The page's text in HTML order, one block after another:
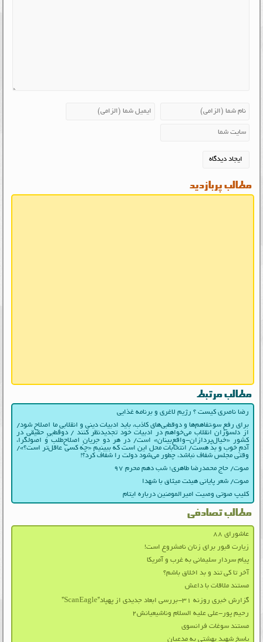
مطالب پربازدید
مطالب مرتبط
رضا ناصری کیست ؟ رژیم لاغری و برنامه غذایی
برای رفع سوءتفاهم‌ها و دوقطبی‌های کاذب، باید ادبیات دینی و انقلابیِ ما اصلاح شود/
از دلسوزان انقلاب می‌خواهم در ادبیات‌ خود تجدیدنظر کنند / دوقطبیِ حقیقی در
کشور «خیال‌پردازان-واقع‌بینان» است/ در هر دو جریانِ اصلاح‌طلب و اصولگرا،
آدمِ خوب و بد هست/ انتخابات محل این است که ببینیم «چه کسی عاقل‌تر است؟»/
وقتی مجلس شفاف نباشد، چطور می‌شود دولت را شفاف کرد؟!
صوت/ حاج محمدرضا طاهری؛ شب دهم محرم ۹۷
صوت/ شعر پایانی هیئت میثاق با شهدا
کلیپ صوتی وصیت امیرالمومنین درباره ایتام
مطالب تصادفی
عاشورای ۸۸
زیارت قبور برای زنان نامشروع است!
پیام سردار سلیمانی به غرب و آمریکا
آخر تا کی تند و بد اخلاق باشم؟
مستند ملاقات با داعش
گزارش خبری روزنه ۳۱-بررسی ابعاد جدیدی از پهپاد”ScanEagle”
رحیم پور-علی علیه السلام وناشیعیانش۲
مستند سوغات فرانسوی
پاسخ شهید بهشتی به مدعیان